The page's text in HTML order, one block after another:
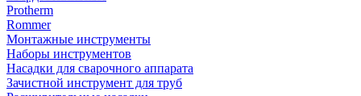
Protherm
Rommer
Монтажные инструменты
Наборы инструментов
Насадки для сварочного аппарата
Зачистной инструмент для труб